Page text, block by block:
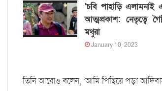
‘চবি পাহাড়ি
আত্মপ্রকাশ: নেতৃত্বে
মথুরা
January 10, 2023
তিনি আরোও বলেন, ‘আমি পিছিয়ে পড়া